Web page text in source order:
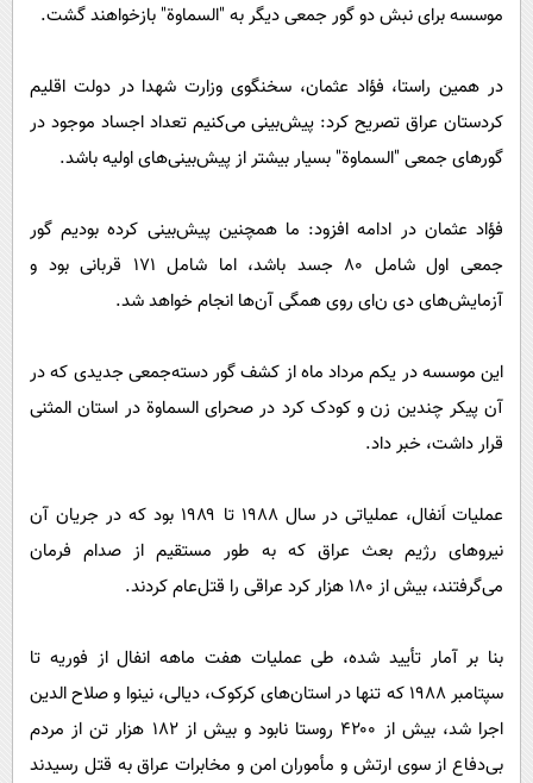
موسسه برای نبش دو گور جمعی دیگر به "السماوة" بازخواهند گشت.
در همین راستا، فؤاد عثمان، سخنگوی وزارت شهدا در دولت اقلیم
کردستان عراق تصریح کرد: پیش‌بینی می‌کنیم تعداد اجساد موجود در
گور‌های جمعی "السماوة" بسیار بیشتر از پیش‌بینی‌های اولیه باشد.
فؤاد عثمان در ادامه افزود: ما همچنین پیش‌بینی کرده بودیم گور
جمعی اول شامل ۸۰ جسد باشد، اما شامل ۱۷۱ قربانی بود و
آزمایش‌های دی ن‌ای روی همگی آن‌ها انجام خواهد شد.
این موسسه در یکم مرداد ماه از کشف گور دسته‌جمعی جدیدی که در
آن پیکر چندین زن و کودک کرد در صحرای السماوة در استان المثنی
قرار داشت، خبر داد.
عملیات اَنفال، عملیاتی در سال ۱۹۸۸ تا ۱۹۸۹ بود که در جریان آن
نیرو‌های رژیم بعث عراق که به طور مستقیم از صدام فرمان
می‌گرفتند، بیش از ۱۸۰ هزار کرد عراقی را قتل‌عام کردند.
بنا بر آمار تأیید شده، طی عملیات هفت ماهه انفال از فوریه تا
سپتامبر ۱۹۸۸ که تنها در استان‌های کرکوک، دیالی، نینوا و صلاح الدین
اجرا شد، بیش از ۴۲۰۰ روستا نابود و بیش از ۱۸۲ هزار تن از مردم
بی‌دفاع از سوی ارتش و مأموران امن و مخابرات عراق به قتل رسیدند